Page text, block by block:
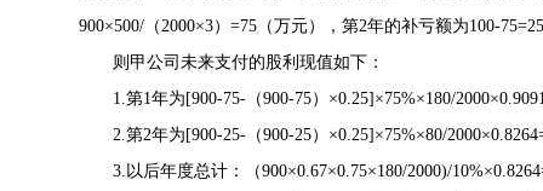
900×500/（2000×3）=75（万元），第2年的补亏额为100-
则甲公司未来支付的股利现值如下：
1.第1年为[900-75-（900-75）×0.25]×75%×180/
2.第2年为[900-25-（900-25）×0.25]×75%×80/
3.以后年度总计：（900×0.67×0.75×180/2000)/